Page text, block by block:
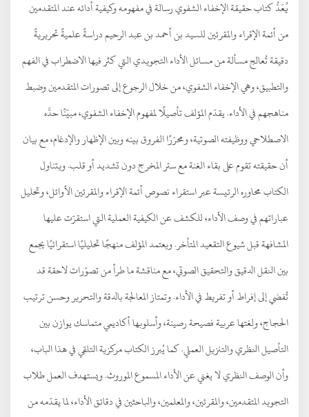
يُعَدُّ كتاب حقيقة الإخفاء الشفوي رسالة في مفهومه وكيفية أدائه عند المتقدمين
من أئمة الإقراء والمقرئين للسيد بن أحمد بن عبد الرحيم دراسةً علميةً تحريريةً
دقيقة تُعالج مسألة من مسائل الأداء التجويدي التي كثر فيها الاضطراب في الفهم
والتطبيق، وهي الإخفاء الشفوي، من خلال الرجوع إلى تصورات المتقدمين وضبط
مناهجهم في الأداء. يقدّم المؤلف تأصيلًا لمفهوم الإخفاء الشفوي، مبيّنًا حدَّه
الاصطلاحي ووظيفته الصوتية، ومحرّرًا الفروق بينه وبين الإظهار والإدغام، مع بيان
أن حقيقته تقوم على بقاء الغنة مع ستر المخرج دون تشديد أو قلب. ويتناول
الكتاب محاوره الرئيسة عبر استقراء نصوص أئمة الإقراء والمقرئين الأوائل، وتحليل
عباراتهم في وصف الأداء، للكشف عن الكيفية العملية التي استقرّت عليها
المشافهة قبل شيوع التقعيد المتأخر. ويعتمد المؤلف منهجًا تحليليًا استقرائيًا يجمع
بين النقل الدقيق والتحقيق الصوتي، مع مناقشة ما طرأ من تصوّرات لاحقة قد
تُفضي إلى إفراط أو تفريط في الأداء. وتمتاز المعالجة بالدقة والتحرير وحسن ترتيب
الحجاج، ولغتها عربية فصيحة رصينة، وأسلوبها أكاديمي متماسك يوازن بين
التأصيل النظري والتنزيل العملي. كما يُبرز الكتاب مركزية التلقي في هذا الباب،
وأن الوصف النظري لا يغني عن الأداء المسموع الموروث. ويستهدف العمل طلاب
التجويد المتقدمين، والمقرئين، والمعلمين، والباحثين في دقائق الأداء، لما يقدّمه من